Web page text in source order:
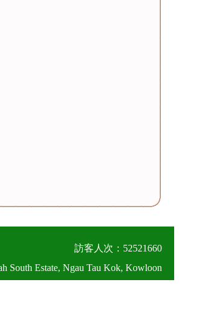
訪客人次：52521660
South Estate, Ngau Tau Kok, Kowloon